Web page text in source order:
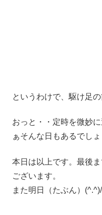
というわけで、駆け足の
おっと・・定時を微妙
ぁそんな日もあるでしょ
本日は以上です。最後
ございます。
また明日（たぶん）